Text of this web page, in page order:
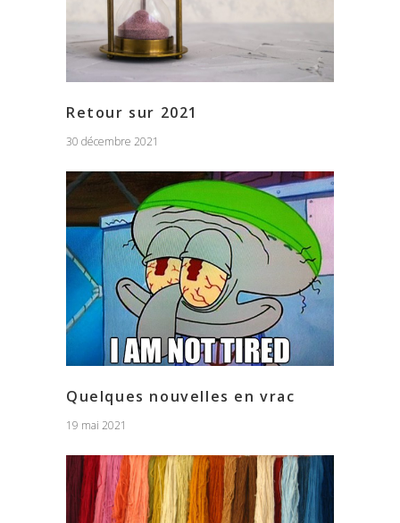
Retour sur 2021
30 décembre 2021
Quelques nouvelles en vrac
19 mai 2021